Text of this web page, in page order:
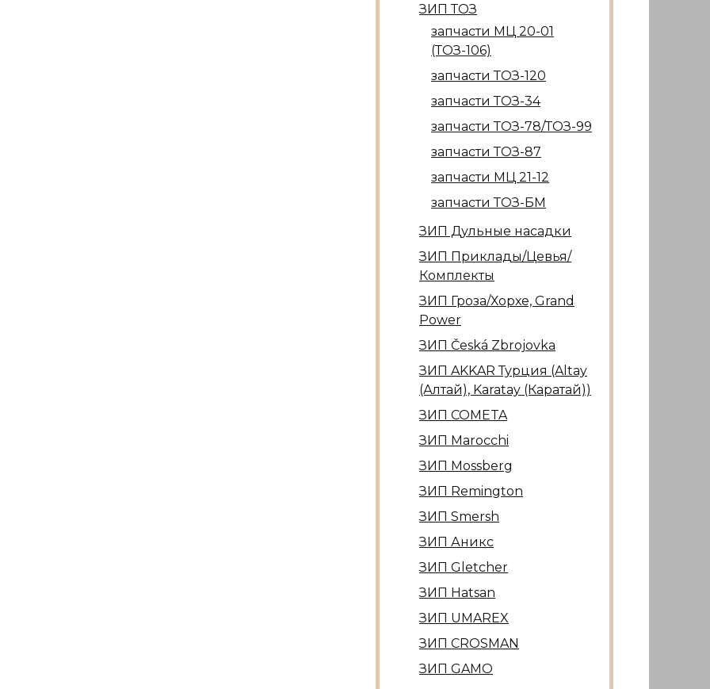
ЗИП ТОЗ
запчасти МЦ 20-01
(ТОЗ-106)
запчасти ТОЗ-120
запчасти ТОЗ-34
запчасти ТОЗ-78/ТОЗ-99
запчасти ТОЗ-87
запчасти МЦ 21-12
запчасти ТОЗ-БМ
ЗИП Дульные насадки
ЗИП Приклады/Цевья/
Комплекты
ЗИП Гроза/Хорхе, Grand
Power
ЗИП Česká Zbrojovka
ЗИП AKKAR Турция (Altay
(Алтай), Karatay (Каратай))
ЗИП COMETA
ЗИП Marocсhi
ЗИП Mossberg
ЗИП Remington
ЗИП Smersh
ЗИП Аникс
ЗИП Gletcher
ЗИП Hatsan
ЗИП UMAREX
ЗИП CROSMAN
ЗИП GAMO